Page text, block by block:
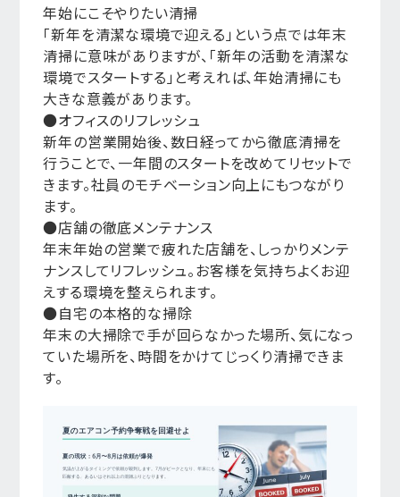
年始にこそやりたい清掃
「新年を清潔な環境で迎える」という点では年末
清掃に意味がありますが、「新年の活動を清潔な
環境でスタートする」と考えれば、年始清掃にも
大きな意義があります。
●オフィスのリフレッシュ
新年の営業開始後、数日経ってから徹底清掃を
行うことで、一年間のスタートを改めてリセットで
きます。社員のモチベーション向上にもつながり
ます。
●店舗の徹底メンテナンス
年末年始の営業で疲れた店舗を、しっかりメンテ
ナンスしてリフレッシュ。お客様を気持ちよくお迎
えする環境を整えられます。
●自宅の本格的な掃除
年末の大掃除で手が回らなかった場所、気になっ
ていた場所を、時間をかけてじっくり清掃できま
す。